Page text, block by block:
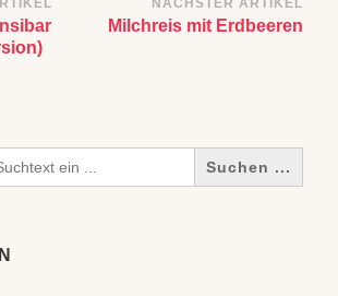
NÄCHSTER ARTIKEL
Milchreis mit Erdbeeren